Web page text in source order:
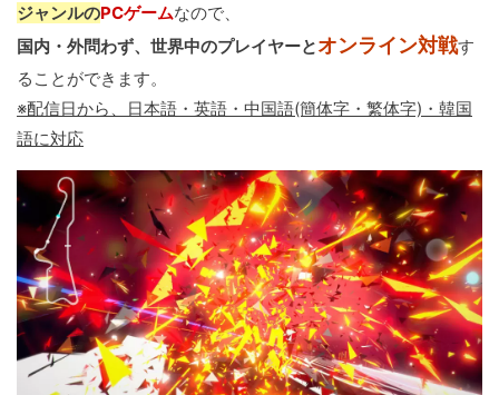
ジャンルのPCゲームなので、
国内・外問わず、世界中のプレイヤーとオンライン対戦す
ることができます。
※配信日から、日本語・英語・中国語(簡体字・繁体字)・韓国
語に対応